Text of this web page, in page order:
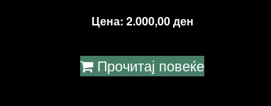
Цена: 2.000,00ден
Прочитај повеќе